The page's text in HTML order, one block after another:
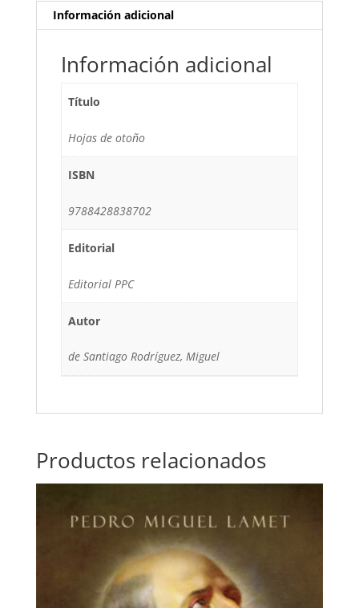
Información adicional
Información adicional
Título
Hojas de otoño
ISBN
9788428838702
Editorial
Editorial PPC
Autor
de Santiago Rodríguez, Miguel
Productos relacionados